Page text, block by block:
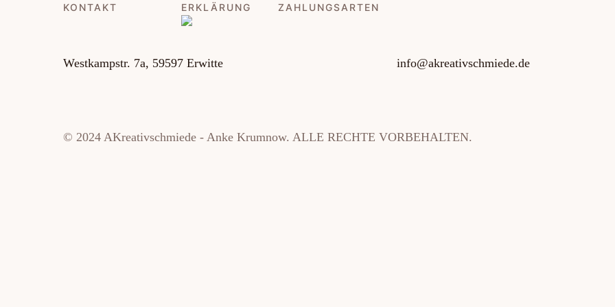
KONTAKT
ERKLÄRUNG
ZAHLUNGSARTEN
Westkampstr. 7a, 59597 Erwitte info@akreativschmiede.de
© 2024 AKreativschmiede - Anke Krumnow. ALLE RECHTE VORBEHALTEN.